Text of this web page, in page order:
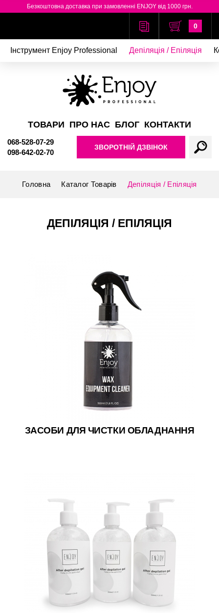
Безкоштовна доставка при замовленні ENJOY від 1000 грн.
0
Інструмент Enjoy Professional Депіляція / Епіляція
ТОВАРИ ПРО НАС БЛОГ КОНТАКТИ
068-528-07-29
098-642-02-70
ЗВОРОТНІЙ ДЗВІНОК
Головна Каталог Товарів Депіляція / Епіляція
ДЕПІЛЯЦІЯ / ЕПІЛЯЦІЯ
ЗАСОБИ ДЛЯ ЧИСТКИ ОБЛАДНАННЯ